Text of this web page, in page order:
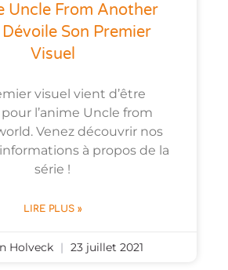
Uncle From Another
Son Premier
Visuel
visuel vient d’être
l’anime Uncle from
Venez découvrir nos
à propos de la
série !
LIRE PLUS »
Holveck 23 juillet 2021